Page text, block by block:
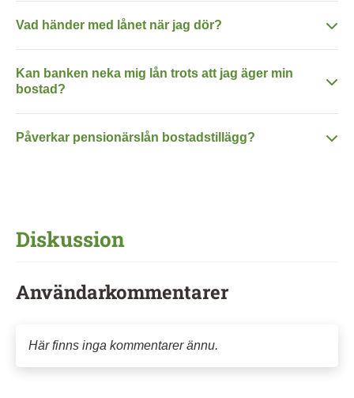
Vad händer med lånet när jag dör?
Kan banken neka mig lån trots att jag äger min
bostad?
Påverkar pensionärslån bostadstillägg?
Diskussion
Användarkommentarer
Här finns inga kommentarer ännu.